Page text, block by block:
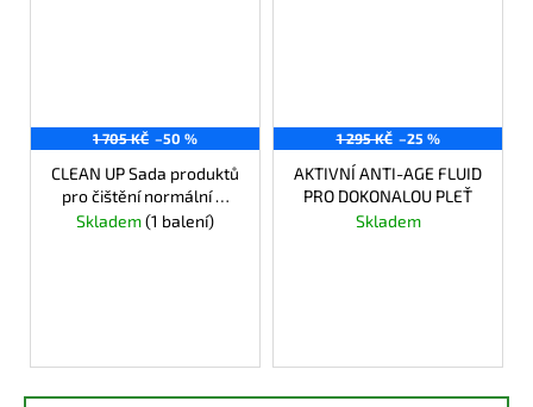
1 705 KČ –50 %
CLEAN UP Sada produktů
pro čištění normální &
suché pleti
Skladem(1 balení)
1 295 KČ –25 %
AKTIVNÍ ANTI-AGE FLUID
PRO DOKONALOU PLEŤ
Skladem